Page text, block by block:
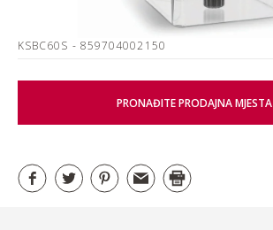
KSBC60S - 859704002150
PRONAĐITE PRODAJNA MJESTA